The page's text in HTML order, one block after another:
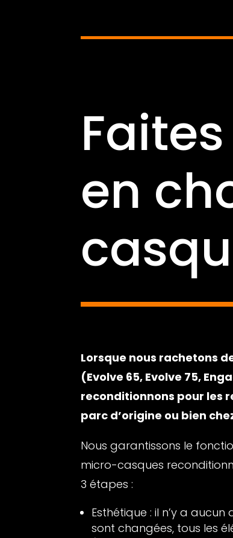
en
Lorsque nous rachetons
(Evolve 65, Evolve 75,
reconditionnons pour les
parc d’origine ou bien
Nous garantissons le
micro-casques
3 étapes :
Esthétique : il n’y a
sont changées, tous les